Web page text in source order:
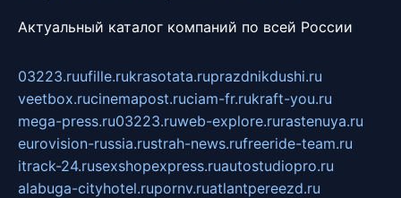
Актуальный каталог компаний по всей России
03223.ruufille.rukrasotata.ruprazdnikdushi.ru
veetbox.rucinemapost.ruciam-fr.rukraft-you.ru
mega-press.ru03223.ruweb-explore.rurastenuya.ru
eurovision-russia.rustrah-news.rufreeride-team.ru
itrack-24.rusexshopexpress.ruautostudiopro.ru
alabuga-cityhotel.rupornv.ruatlantpereezd.ru